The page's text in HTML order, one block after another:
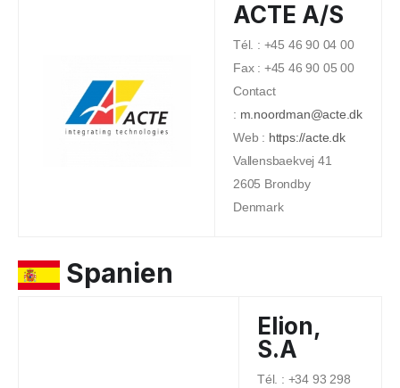
ACTE A/S
Tél. : +45 46 90 04 00
Fax : +45 46 90 05 00
Contact
: m.noordman@acte.dk
Web : https://acte.dk
Vallensbaekvej 41
2605 Brondby
Denmark
Spanien
Elion,
S.A
Tél. : +34 93 298